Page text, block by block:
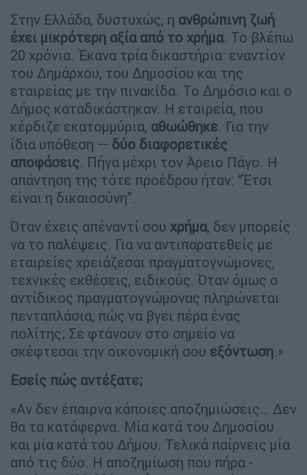
Στην Ελλάδα, δυστυχώς, η ανθρώπινη ζωή
έχει μικρότερη αξία από το χρήμα. Το βλέπω
20 χρόνια. Έκανα τρία δικαστήρια: εναντίον
του Δημάρχου, του Δημοσίου και της
εταιρείας με την πινακίδα. Το Δημόσιο και ο
Δήμος καταδικάστηκαν. Η εταιρεία, που
κέρδιζε εκατομμύρια, αθωώθηκε. Για την
ίδια υπόθεση — δύο διαφορετικές
αποφάσεις. Πήγα μέχρι τον Άρειο Πάγο. Η
απάντηση της τότε προέδρου ήταν: “Έτσι
είναι η δικαιοσύνη”.
Όταν έχεις απέναντί σου χρήμα, δεν μπορείς
να το παλέψεις. Για να αντιπαρατεθείς με
εταιρείες χρειάζεσαι πραγματογνώμονες,
τεχνικές εκθέσεις, ειδικούς. Όταν όμως ο
αντίδικος πραγματογνώμονας πληρώνεται
πενταπλάσια, πώς να βγει πέρα ένας
πολίτης; Σε φτάνουν στο σημείο να
σκέφτεσαι την οικονομική σου εξόντωση.»
Εσείς πώς αντέξατε;
«Αν δεν έπαιρνα κάποιες αποζημιώσεις… Δεν
θα τα κατάφερνα. Μία κατά του Δημοσίου
και μία κατά του Δήμου. Τελικά παίρνεις μία
από τις δύο. Η αποζημίωση που πήρα -